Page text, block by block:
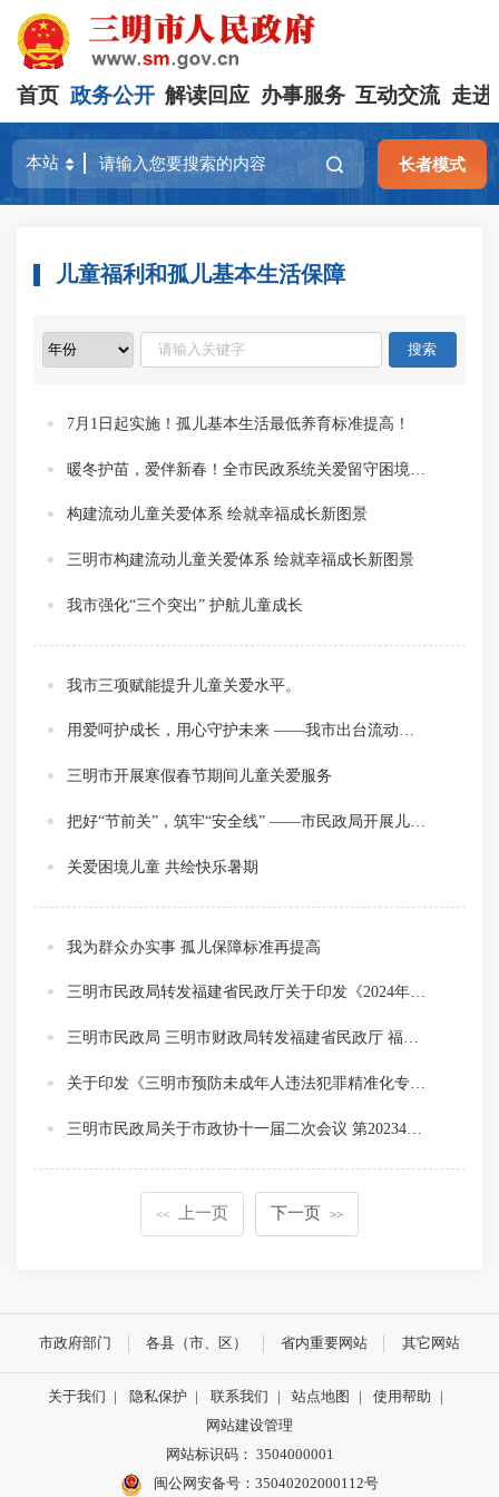
首页 政务公开 解读回应 办事服务 互动交流 走进
长者模式
儿童福利和孤儿基本生活保障
7月1日起实施！孤儿基本生活最低养育标准提高！
构建流动儿童关爱体系 绘就幸福成长新图景
三明市构建流动儿童关爱体系 绘就幸福成长新图景
我市强化“三个突出” 护航儿童成长
我市三项赋能提升儿童关爱水平。
用爱呵护成长，用心守护未来 ——我市出台流动儿童关爱保护专项行动实施方案
三明市开展寒假春节期间儿童关爱服务
把好“节前关”，筑牢“安全线” ——市民政局开展儿童福利机构安全生产检查
关爱困境儿童 共绘快乐暑期
我为群众办实事 孤儿保障标准再提高
三明市民政局转发福建省民政厅关于印发《2024年提高孤儿基本生活最低养育标准并建立自然增长机制实施方案》的通知
三明市民政局 三明市财政局转发福建省民政厅 福建省财政厅关于提高孤儿基本生活最低养育标准并建立自然增长机制的通知
<< 上一页 下一页 >>
市政府部门 各县（市、区） 省内重要网站 其它网站
关于我们 | 隐私保护 | 联系我们 | 站点地图 | 使用帮助
|
网站建设管理
网站标识码： 3504000001
闽公网安备号：35040202000112号